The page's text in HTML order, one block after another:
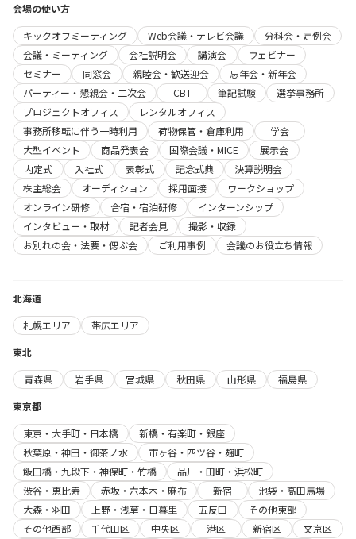
会場の使い方
キックオフミーティング
Web会議・テレビ会議
分科会・定例会
会議・ミーティング
会社説明会 講演会
ウェビナー
セミナー
同窓会 親睦会・歓送迎会
忘年会・新年会
パーティー・懇親会・二次会
CBT 筆記試験
選挙事務所
プロジェクトオフィス
レンタルオフィス
事務所移転に伴う一時利用
荷物保管・倉庫利用
学会
大型イベント
商品発表会 国際会議・MICE
展示会
内定式
入社式 表彰式 記念式典
決算説明会
株主総会
オーディション 採用面接
ワークショップ
オンライン研修
合宿・宿泊研修
インターンシップ
インタビュー・取材
記者会見
撮影・収録
お別れの会・法要・偲ぶ会
ご利用事例 会議のお役立ち情報
北海道
札幌エリア
帯広エリア
東北
青森県
岩手県 宮城県 秋田県 山形県
福島県
東京都
東京・大手町・日本橋
新橋・有楽町・銀座
秋葉原・神田・御茶ノ水
市ヶ谷・四ツ谷・麹町
飯田橋・九段下・神保町・竹橋
品川・田町・浜松町
渋谷・恵比寿
赤坂・六本木・麻布 新宿
池袋・高田馬場
大森・羽田
上野・浅草・日暮里 五反田
その他東部
その他西部
千代田区 中央区 港区 新宿区
文京区